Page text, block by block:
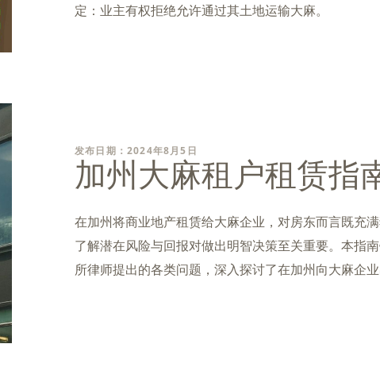
定：业主有权拒绝允许通过其土地运输大麻。
发布日期：2024年8月5日
加州大麻租户租赁指
在加州将商业地产租赁给大麻企业，对房东而言既充
了解潜在风险与回报对做出明智决策至关重要。本指
所律师提出的各类问题，深入探讨了在加州向大麻企业